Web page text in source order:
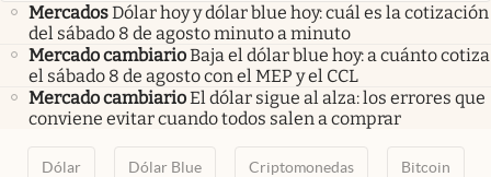
MercadosDólar hoy y dólar blue hoy: cuál es la cotización
del sábado 8 de agosto minuto a minuto
Mercado cambiarioBaja el dólar blue hoy: a cuánto cotiza
el sábado 8 de agosto con el MEP y el CCL
Mercado cambiarioEl dólar sigue al alza: los errores que
conviene evitar cuando todos salen a comprar
Dólar Dólar Blue Criptomonedas Bitcoin